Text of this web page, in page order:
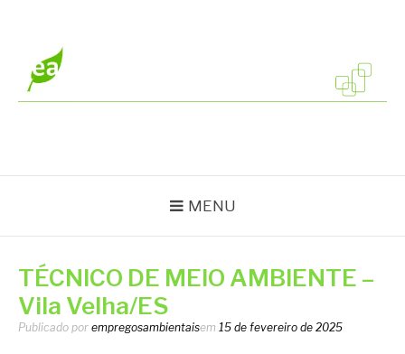
conteúdo
MENU
TÉCNICO DE MEIO AMBIENTE –
Vila Velha/ES
Publicado por empregosambientaisem 15 de fevereiro de 2025